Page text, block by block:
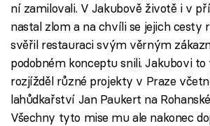
ní zamilovali. V Jakubově životě i v
nastal zlom a na chvíli se jejich cesty
svěřil restauraci svým věrným
podobném konceptu snili. Jakubovi to
rozjížděl různé projekty v Praze
lahůdkařství Jan Paukert na
Všechny tyto mise mu ale nakonec